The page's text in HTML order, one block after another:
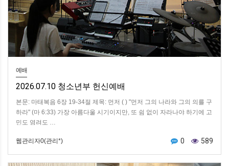
예배
2026.07.10 청소년부 헌신예배
본문: 마태복음 6장 19-34절 제목: 먼저 ( ) "먼저 그의 나라와 그의 의를 구
하라" (마 6:33) 가장 아름다울 시기이지만, 또 쉼 없이 자라나야 하기에 고
민도 염려도 …
웹관리자0(관리*) 0 589